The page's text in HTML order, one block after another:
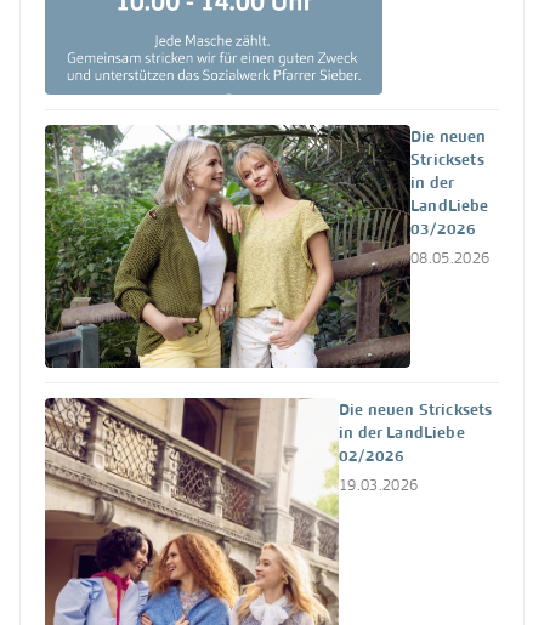
Die neuen
Stricksets
in der
LandLiebe
03/2026
08.05.2026
Die neuen Stricksets
in der LandLiebe
02/2026
19.03.2026